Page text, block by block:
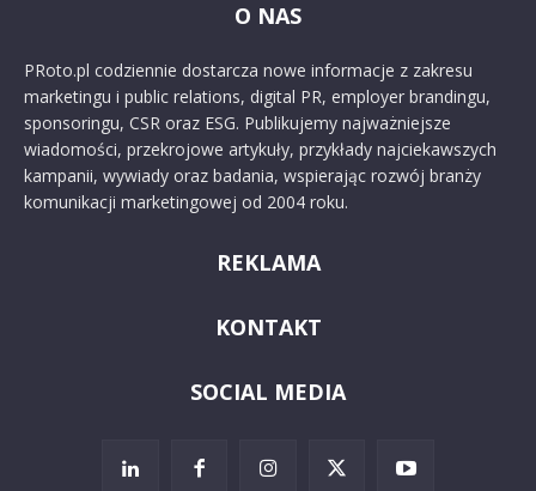
O NAS
PRoto.pl codziennie dostarcza nowe informacje z zakresu
marketingu i public relations, digital PR, employer brandingu,
sponsoringu, CSR oraz ESG. Publikujemy najważniejsze
wiadomości, przekrojowe artykuły, przykłady najciekawszych
kampanii, wywiady oraz badania, wspierając rozwój branży
komunikacji marketingowej od 2004 roku.
REKLAMA
KONTAKT
SOCIAL MEDIA